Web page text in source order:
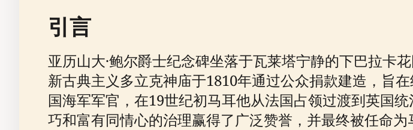
引言
亚历山大·鲍尔爵士纪念碑坐落于瓦莱塔宁静的下巴拉卡
新古典主义多立克神庙于1810年通过公众捐款建造，旨
国海军军官，在19世纪初马耳他从法国占领过渡到英国
巧和富有同情心的治理赢得了广泛赞誉，并最终被任命为